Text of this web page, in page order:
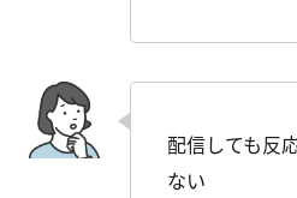
配信しても反
ない